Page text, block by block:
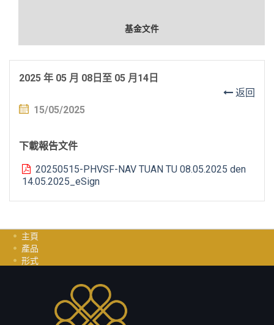
基金文件
2025 年 05 月 08日至 05 月14日
返回
15/05/2025
下載報告文件
20250515-PHVSF-NAV TUAN TU 08.05.2025 den
14.05.2025_eSign
主頁
產品
形式
隱私政策